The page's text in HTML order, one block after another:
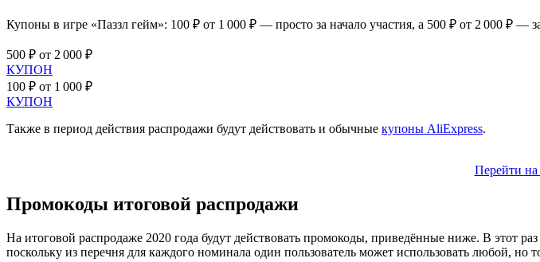
Купоны в игре «Паззл гейм»: 100 ₽ от 1 000 ₽ — просто за начало участия, а 500 ₽ от 2 000 ₽ —
500 ₽ от 2 000 ₽
КУПОН
100 ₽ от 1 000 ₽
КУПОН
Также в период действия распродажи будут действовать и обычные купоны AliExpress.
Перейти
Промокоды итоговой распродажи
На итоговой распродаже 2020 года будут действовать промокоды, приведённые ниже. В этот
поскольку из перечня для каждого номинала один пользователь может использовать любой, но